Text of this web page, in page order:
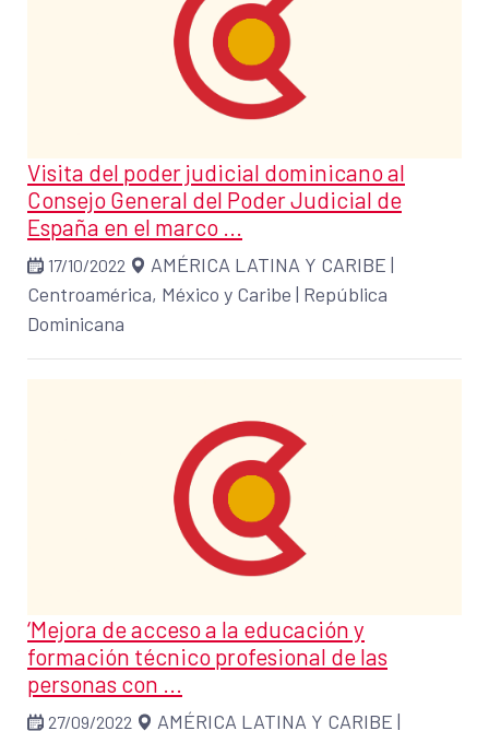
Visita del poder judicial dominicano al
Consejo General del Poder Judicial de
España en el marco ...
17/10/2022 AMÉRICA LATINA Y CARIBE |
Centroamérica, México y Caribe | República
Dominicana
‘Mejora de acceso a la educación y
formación técnico profesional de las
personas con ...
27/09/2022 AMÉRICA LATINA Y CARIBE |